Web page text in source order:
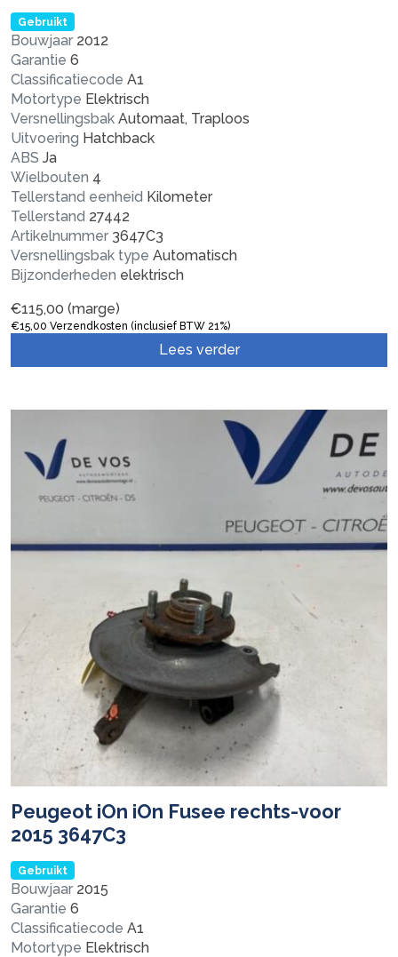
Gebruikt
Bouwjaar 2012
Garantie 6
Classificatiecode A1
Motortype Elektrisch
Versnellingsbak Automaat, Traploos
Uitvoering Hatchback
ABS Ja
Wielbouten 4
Tellerstand eenheid Kilometer
Tellerstand 27442
Artikelnummer 3647C3
Versnellingsbak type Automatisch
Bijzonderheden elektrisch
€115,00 (marge)
€15,00 Verzendkosten (inclusief BTW 21%)
Lees verder
Peugeot iOn iOn Fusee rechts-voor
2015 3647C3
Gebruikt
Bouwjaar 2015
Garantie 6
Classificatiecode A1
Motortype Elektrisch